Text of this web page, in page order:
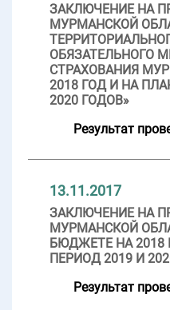
ЗАКЛЮЧЕНИЕ НА
МУРМАНСКОЙ
ОБЯЗАТЕЛЬНОГО
СТРАХОВАНИЯ
2018 ГОД И НА
2020 ГОДОВ»
Результат
13.11.2017
ЗАКЛЮЧЕНИЕ НА
МУРМАНСКОЙ
БЮДЖЕТЕ НА
ПЕРИОД 2019 И
Результат